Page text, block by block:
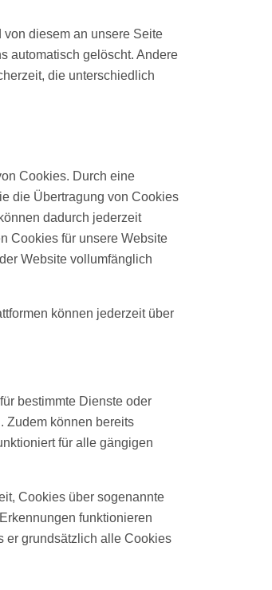
diesem an unsere Seite
automatisch gelöscht. Andere
die unterschiedlich
Cookies. Durch eine
die Übertragung von Cookies
dadurch jederzeit
Cookies für unsere Website
Website vollumfänglich
können jederzeit über
bestimmte Dienste oder
Zudem können bereits
für alle gängigen
Cookies über sogenannte
funktionieren
er grundsätzlich alle Cookies